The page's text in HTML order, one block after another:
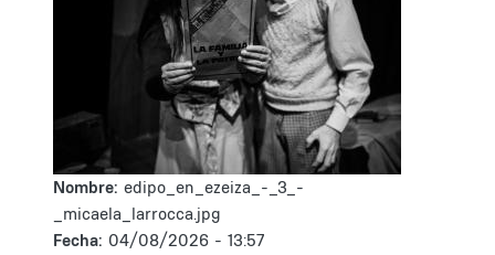
Nombre: edipo_en_ezeiza_-_3_-
_micaela_larrocca.jpg
Fecha: 04/08/2026 - 13:57